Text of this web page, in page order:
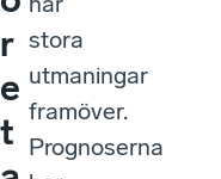
r
e
t
stora
utmaningar
framöver.
Prognoserna